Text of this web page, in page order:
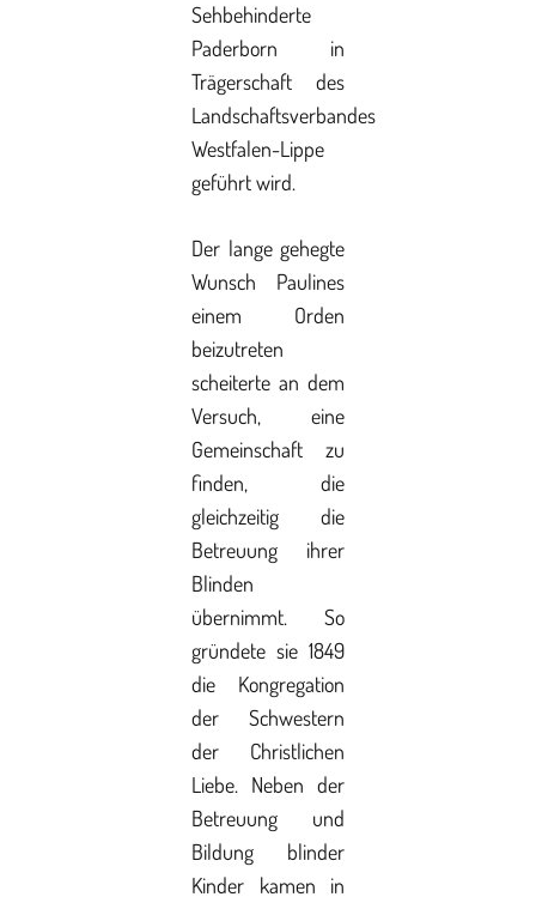
Sehbehinderte
Paderborn in
Trägerschaft des
Landschaftsverbandes
Westfalen-Lippe
geführt wird.
Der lange gehegte
Wunsch Paulines
einem Orden
beizutreten
scheiterte an dem
Versuch, eine
Gemeinschaft zu
finden, die
gleichzeitig die
Betreuung ihrer
Blinden
übernimmt. So
gründete sie 1849
die Kongregation
der Schwestern
der Christlichen
Liebe. Neben der
Betreuung und
Bildung blinder
Kinder kamen in